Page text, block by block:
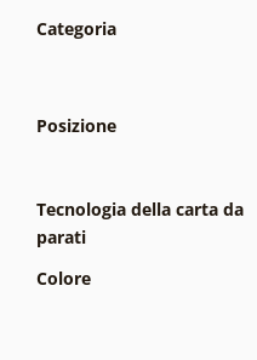
Categoria
Posizione
Tecnologia della carta da
parati
Colore